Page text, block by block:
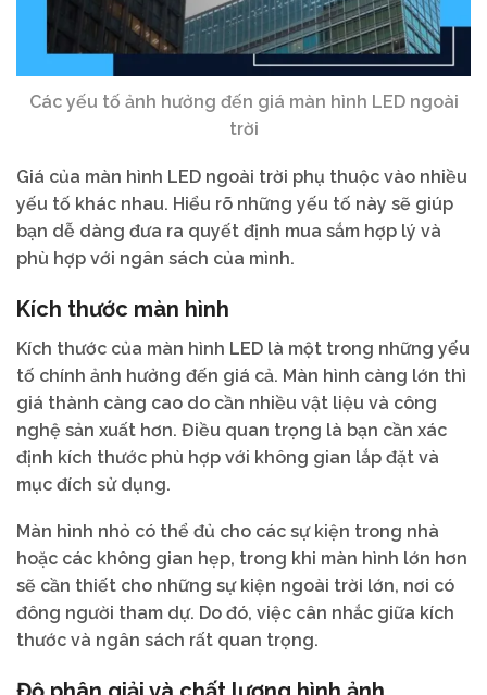
Các yếu tố ảnh hưởng đến giá màn hình LED ngoài
trời
Giá của màn hình LED ngoài trời phụ thuộc vào nhiều
yếu tố khác nhau. Hiểu rõ những yếu tố này sẽ giúp
bạn dễ dàng đưa ra quyết định mua sắm hợp lý và
phù hợp với ngân sách của mình.
Kích thước màn hình
Kích thước của màn hình LED là một trong những yếu
tố chính ảnh hưởng đến giá cả. Màn hình càng lớn thì
giá thành càng cao do cần nhiều vật liệu và công
nghệ sản xuất hơn. Điều quan trọng là bạn cần xác
định kích thước phù hợp với không gian lắp đặt và
mục đích sử dụng.
Màn hình nhỏ có thể đủ cho các sự kiện trong nhà
hoặc các không gian hẹp, trong khi màn hình lớn hơn
sẽ cần thiết cho những sự kiện ngoài trời lớn, nơi có
đông người tham dự. Do đó, việc cân nhắc giữa kích
thước và ngân sách rất quan trọng.